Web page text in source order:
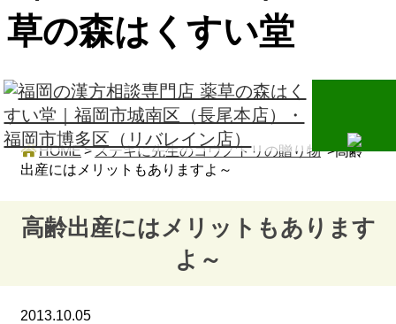
草の森はくすい堂
HOME>ステキに先生のコウノトリの贈り物>高齢
出産にはメリットもありますよ～
高齢出産にはメリットもあります
よ～
2013.10.05